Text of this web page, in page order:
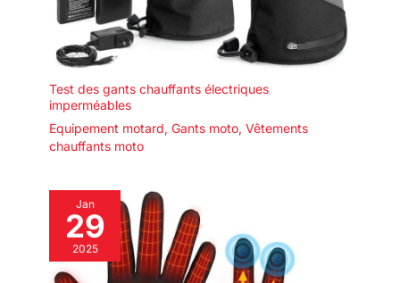
Test des gants chauffants électriques
imperméables
Equipement motard, Gants moto, Vêtements
chauffants moto
Jan
29
2025